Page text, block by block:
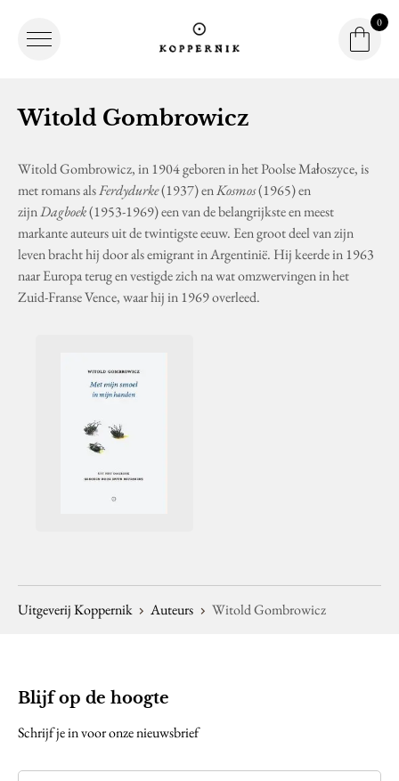
0
Witold Gombrowicz
Witold Gombrowicz, in 1904 geboren in het Poolse Małoszyce, is
met romans alsFerdydurke(1937) enKosmos(1965) en
zijnDagboek(1953-1969) een van de belangrijkste en meest
markante auteurs uit de twintigste eeuw. Een groot deel van zijn
leven bracht hij door als emigrant in Argentinië. Hij keerde in 1963
naar Europa terug en vestigde zich na wat omzwervingen in het
Zuid-Franse Vence, waar hij in 1969 overleed.
Uitgeverij Koppernik Auteurs Witold Gombrowicz
Blijf op de hoogte
Schrijf je in voor onze nieuwsbrief